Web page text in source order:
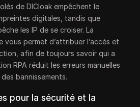
de DICloak empêchent le
digitales, tandis que
les IP de se croiser. La
permet d’attribuer l’accès et
afin de toujours savoir qui a
RPA réduit les erreurs manuelles
bannissements.
pour la sécurité et la